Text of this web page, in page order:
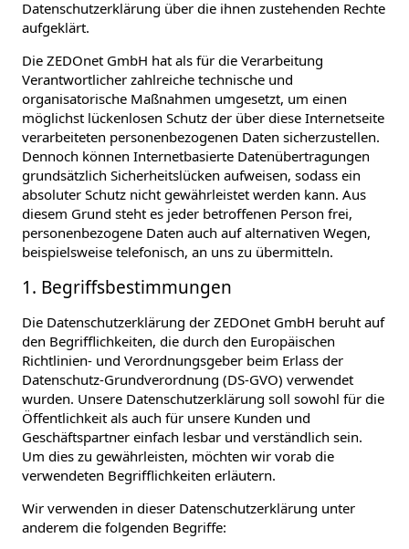
Datenschutzerklärung über die ihnen zustehenden Rechte
aufgeklärt.
Die ZEDOnet GmbH hat als für die Verarbeitung
Verantwortlicher zahlreiche technische und
organisatorische Maßnahmen umgesetzt, um einen
möglichst lückenlosen Schutz der über diese Internetseite
verarbeiteten personenbezogenen Daten sicherzustellen.
Dennoch können Internetbasierte Datenübertragungen
grundsätzlich Sicherheitslücken aufweisen, sodass ein
absoluter Schutz nicht gewährleistet werden kann. Aus
diesem Grund steht es jeder betroffenen Person frei,
personenbezogene Daten auch auf alternativen Wegen,
beispielsweise telefonisch, an uns zu übermitteln.
1. Begriffsbestimmungen
Die Datenschutzerklärung der ZEDOnet GmbH beruht auf
den Begrifflichkeiten, die durch den Europäischen
Richtlinien- und Verordnungsgeber beim Erlass der
Datenschutz-Grundverordnung (DS-GVO) verwendet
wurden. Unsere Datenschutzerklärung soll sowohl für die
Öffentlichkeit als auch für unsere Kunden und
Geschäftspartner einfach lesbar und verständlich sein.
Um dies zu gewährleisten, möchten wir vorab die
verwendeten Begrifflichkeiten erläutern.
Wir verwenden in dieser Datenschutzerklärung unter
anderem die folgenden Begriffe: